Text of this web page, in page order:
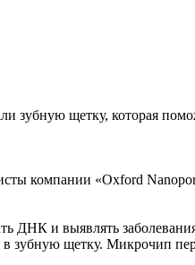
зубную щетку, которая
компании «Oxford
ДНК и выявлять
в зубную щетку. Микрочип